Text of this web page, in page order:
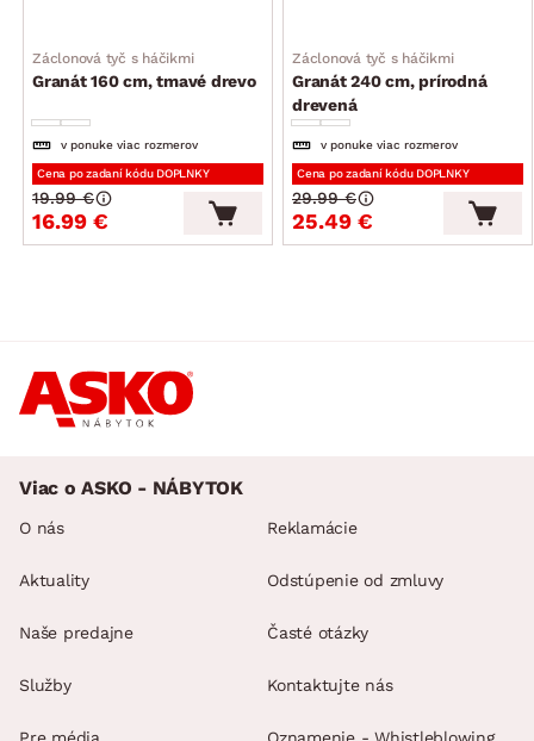
Záclonová tyč s háčikmi
Granát 160 cm, tmavé drevo
v ponuke viac rozmerov
Cena po zadaní kódu DOPLNKY
16.99 €
19.99 €
Záclonová tyč s háčikmi
Granát 240 cm, prírodná
drevená
v ponuke viac rozmerov
Cena po zadaní kódu DOPLNKY
25.49 €
29.99 €
Viac o ASKO - NÁBYTOK
O nás
Aktuality
Naše predajne
Služby
Reklamácie
Odstúpenie od zmluvy
Časté otázky
Kontaktujte nás